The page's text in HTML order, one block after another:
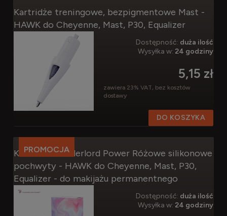
Kartridże treningowe, bezpigmentowe Mast -
HAWK do Cheyenne, Mast, P30, Equalizer
Dostępność: duża ilość
Wysyłka w: 24 godziny
5,15 zł
zawiera 23% VAT, bez kosztów
dostawy
DO KOSZYKA
Kartridż Thunderlord Power Różowe silikonowe
pochwyty - HAWK do Cheyenne, Mast, P30,
Equalizer - do makijażu permanentnego
Dostępność: duża ilość
Wysyłka w: 24 godziny
PROMOCJA